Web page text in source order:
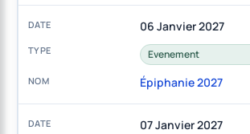
06 Janvier 2027
Evenement
Épiphanie 2027
07 Janvier 2027